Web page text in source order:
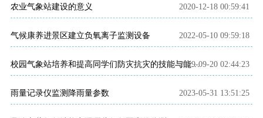
农业气象站建设的意义 2020-12-18 00:59:41
气候康养进景区建立负氧离子监测设备 2022-05-10 09:59:18
校园气象站培养和提高同学们防灾抗灾的技能与能力等级
2019-09-20 02:44:23
雨量记录仪监测降雨量参数 2023-05-31 13:51:25